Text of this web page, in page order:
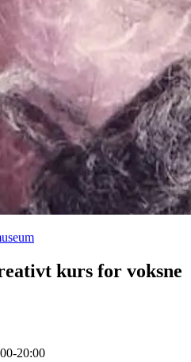
kurs for voksne
20:00